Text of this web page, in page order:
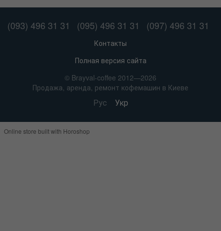
(093) 496 31 31 (095) 496 31 31 (097) 496 31 31
Контакты
Полная версия сайта
© Brayval-coffee 2012—2026
Продажа, аренда, ремонт кофемашин в Киеве
Рус Укр
Online store built with Horoshop